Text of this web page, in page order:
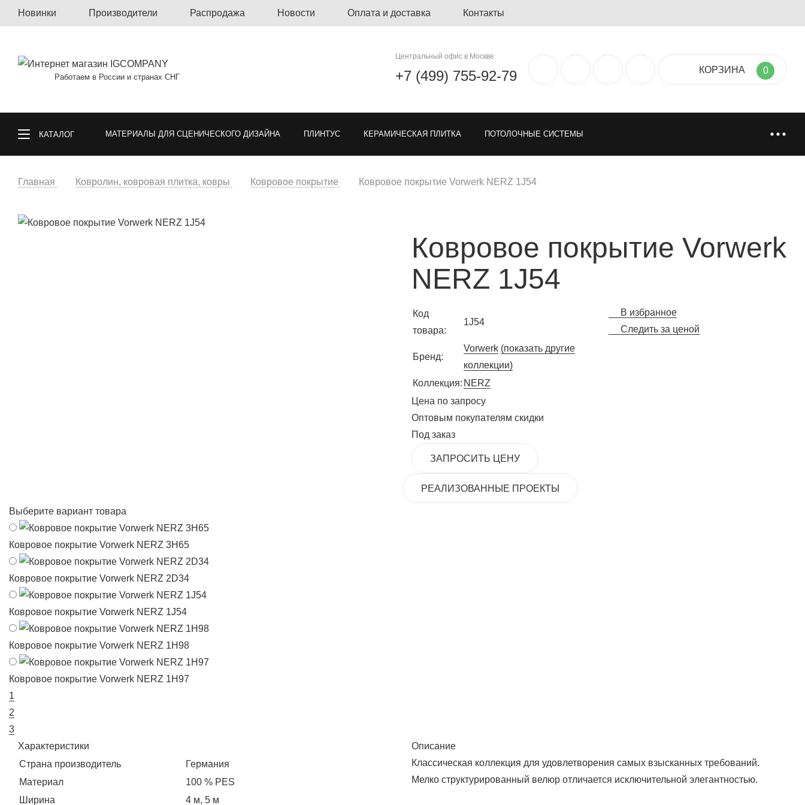
Новинки Производители Распродажа Новости Оплата и доставка Контакты
Работаем в России и странах СНГ
Центральный офис в Москве
+7 (499) 755-92-79 КОРЗИНА 0
КАТАЛОГ МАТЕРИАЛЫ ДЛЯ СЦЕНИЧЕСКОГО ДИЗАЙНА ПЛИНТУС КЕРАМИЧЕСКАЯ ПЛИТКА ПОТОЛОЧНЫЕ СИСТЕМЫ
КОВРОЛИН, КОВРОВАЯ ПЛИТКА, КОВРЫ ОЗЕЛЕНЕНИЕ ГРЯЗЕЗАЩИТНЫЕ ПОКРЫТИЯ
СПОРТИВНЫЕ ПОКРЫТИЯ
Главная Ковролин, ковровая плитка, ковры Ковровое покрытие Ковровое покрытие Vorwerk NERZ 1J54
Ковровое покрытие Vorwerk
NERZ 1J54
Код
товара:
1J54
Бренд:
Vorwerk (показать другие
коллекции)
Коллекция: NERZ
В избранное
Следить за ценой
Цена по запросу
Оптовым покупателям скидки
Под заказ
ЗАПРОСИТЬ ЦЕНУ
РЕАЛИЗОВАННЫЕ ПРОЕКТЫ
Выберите вариант товара
Ковровое покрытие Vorwerk NERZ 3H65
Ковровое покрытие Vorwerk NERZ 2D34
Ковровое покрытие Vorwerk NERZ 1J54
Ковровое покрытие Vorwerk NERZ 1H98
Ковровое покрытие Vorwerk NERZ 1H97
1
2
3
Характеристики
Страна производитель
Германия
Материал
100 % PES
Ширина
4 м, 5 м
Описание
Классическая коллекция для удовлетворения самых взысканных требований.
Мелко структурированный велюр отличается исключительной элегантностью.